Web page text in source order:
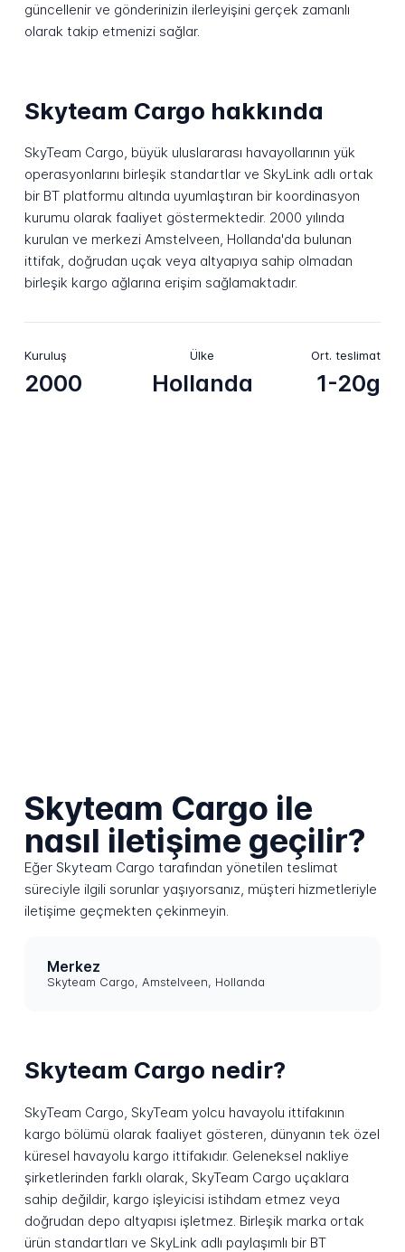
güncellenir ve gönderinizin ilerleyişini gerçek zamanlı
olarak takip etmenizi sağlar.
Skyteam Cargo hakkında
SkyTeam Cargo, büyük uluslararası havayollarının yük
operasyonlarını birleşik standartlar ve SkyLink adlı ortak
bir BT platformu altında uyumlaştıran bir koordinasyon
kurumu olarak faaliyet göstermektedir. 2000 yılında
kurulan ve merkezi Amstelveen, Hollanda'da bulunan
ittifak, doğrudan uçak veya altyapıya sahip olmadan
birleşik kargo ağlarına erişim sağlamaktadır.
Kuruluş
2000
Ülke
Hollanda
Ort. teslimat
1-20g
Skyteam Cargo ile
nasıl iletişime geçilir?
Eğer Skyteam Cargo tarafından yönetilen teslimat
süreciyle ilgili sorunlar yaşıyorsanız, müşteri hizmetleriyle
iletişime geçmekten çekinmeyin.
Merkez
Skyteam Cargo, Amstelveen, Hollanda
Skyteam Cargo nedir?
SkyTeam Cargo, SkyTeam yolcu havayolu ittifakının
kargo bölümü olarak faaliyet gösteren, dünyanın tek özel
küresel havayolu kargo ittifakıdır. Geleneksel nakliye
şirketlerinden farklı olarak, SkyTeam Cargo uçaklara
sahip değildir, kargo işleyicisi istihdam etmez veya
doğrudan depo altyapısı işletmez. Birleşik marka ortak
ürün standartları ve SkyLink adlı paylaşımlı bir BT